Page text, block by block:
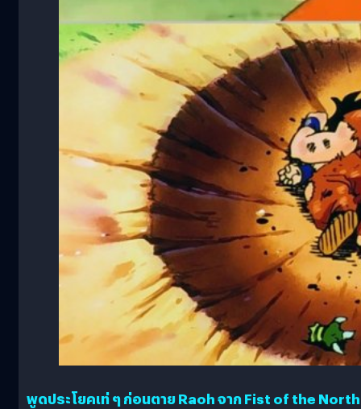
พูดประโยคเท่ ๆ ก่อนตาย Raoh จาก Fist of the North